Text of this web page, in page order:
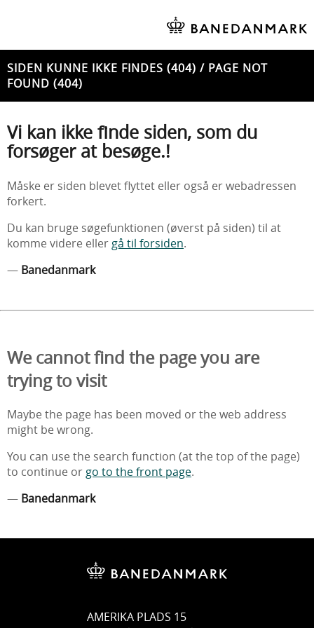
SIDEN KUNNE IKKE FINDES (404) / PAGE NOT
FOUND (404)
Vi kan ikke finde siden, som du
forsøger at besøge.!
Måske er siden blevet flyttet eller også er webadressen
forkert.
Du kan bruge søgefunktionen (øverst på siden) til at
komme videre eller gå til forsiden.
— Banedanmark
We cannot find the page you are
trying to visit
Maybe the page has been moved or the web address
might be wrong.
You can use the search function (at the top of the page)
to continue or go to the front page.
— Banedanmark
AMERIKA PLADS 15